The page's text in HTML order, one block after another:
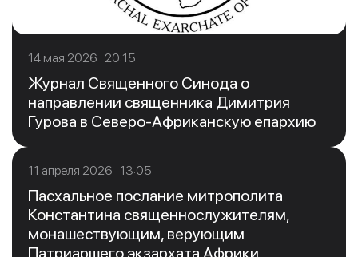
14 мая 2026 20:15
Журнал Священного Синода о
направлении священника Димитрия
Гурова в Северо-Африканскую епархию
11 апреля 2026 13:05
Пасхальное послание митрополита
Константина священнослужителям,
монашествующим, верующим